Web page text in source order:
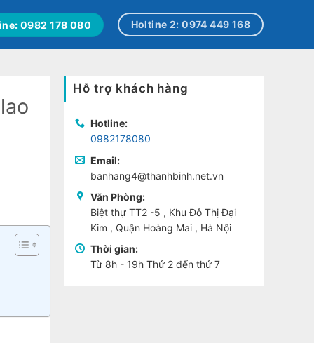
0982 178 080 Holtine 2: 0974 449 168
Hỗ trợ khách hàng
Hotline:
0982178080
Email:
banhang4@thanhbinh.net.vn
Văn Phòng:
Biệt thự TT2 -5 , Khu Đô Thị Đại
Kim , Quận Hoàng Mai , Hà Nội
Thời gian:
Từ 8h - 19h Thứ 2 đến thứ 7